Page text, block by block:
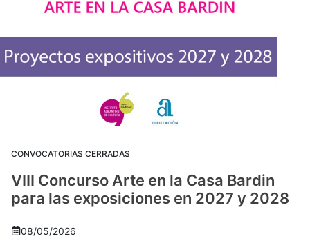
CONVOCATORIAS CERRADAS
VIII Concurso Arte en la Casa Bardin
para las exposiciones en 2027 y 2028
08/05/2026